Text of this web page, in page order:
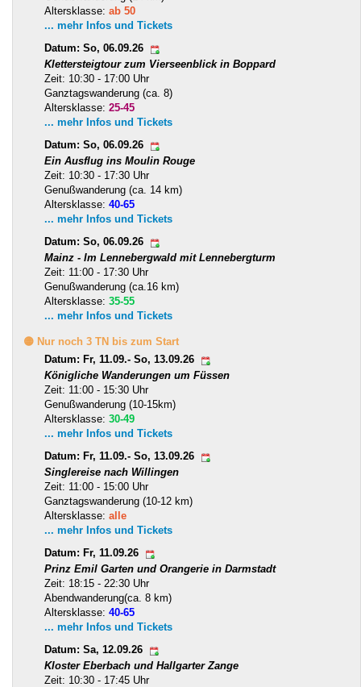
Altersklasse: ab 50
... mehr Infos und Tickets
Datum: So, 06.09.26
Klettersteigtour zum Vierseenblick in Boppard
Zeit: 10:30 - 17:00 Uhr
Ganztagswanderung (ca. 8)
Altersklasse: 25-45
... mehr Infos und Tickets
Datum: So, 06.09.26
Ein Ausflug ins Moulin Rouge
Zeit: 10:30 - 17:30 Uhr
Genußwanderung (ca. 14 km)
Altersklasse: 40-65
... mehr Infos und Tickets
Datum: So, 06.09.26
Mainz - Im Lennebergwald mit Lennebergturm
Zeit: 11:00 - 17:30 Uhr
Genußwanderung (ca.16 km)
Altersklasse: 35-55
... mehr Infos und Tickets
🟡 Nur noch 3 TN bis zum Start
Datum: Fr, 11.09.- So, 13.09.26
Königliche Wanderungen um Füssen
Zeit: 11:00 - 15:30 Uhr
Genußwanderung (10-15km)
Altersklasse: 30-49
... mehr Infos und Tickets
Datum: Fr, 11.09.- So, 13.09.26
Singlereise nach Willingen
Zeit: 11:00 - 15:00 Uhr
Ganztagswanderung (10-12 km)
Altersklasse: alle
... mehr Infos und Tickets
Datum: Fr, 11.09.26
Prinz Emil Garten und Orangerie in Darmstadt
Zeit: 18:15 - 22:30 Uhr
Abendwanderung(ca. 8 km)
Altersklasse: 40-65
... mehr Infos und Tickets
Datum: Sa, 12.09.26
Kloster Eberbach und Hallgarter Zange
Zeit: 10:30 - 17:45 Uhr